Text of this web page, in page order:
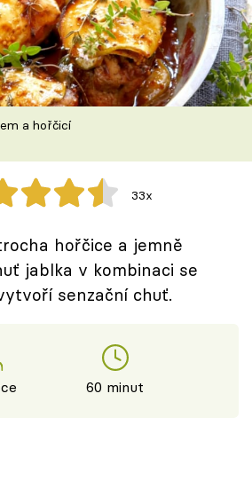
a hořčicí
33x
hořčice a jemně
jablka v kombinaci se
senzační chuť.
60 minut